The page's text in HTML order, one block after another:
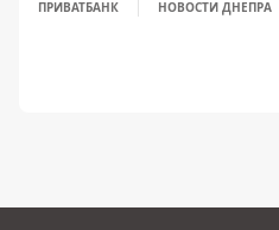
ПРИВАТБАНК НОВОСТИ ДНЕПРА